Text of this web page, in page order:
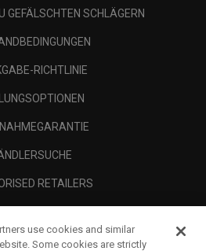
GEFÄLSCHTEN SCHLÄGERN
RICHTLINIE
RETAILERS
use cookies and similar
Some cookies are strictly